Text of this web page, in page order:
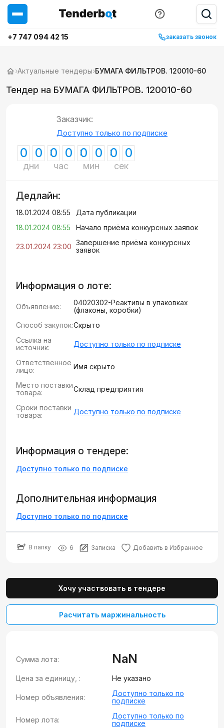
+7 747 094 42 15 заказать звонок
›Актуальные тендеры›БУМАГА ФИЛЬТРОВ. 120010-60
Тендер на БУМАГА ФИЛЬТРОВ. 120010-60
Заказчик:
Доступно только по подписке
0 0
дни
0 0
час
0 0
мин
0 0
сек
Дедлайн:
18.01.2024 08:55
Дата публикации
18.01.2024 08:55
Начало приёма конкурсных заявок
23.01.2024 23:00 Завершение приёма конкурсных
заявок
Информация о лоте:
Объявление:
04020302-Реактивы в упаковках
(флаконы, коробки)
Способ закупок:Скрыто
Ссылка на
источник:
Доступно только по подписке
Ответственное
лицо:
Имя скрыто
Место поставки
товара:
Склад предприятия
Сроки поставки
товара:
Доступно только по подписке
Информация о тендере:
Доступно только по подписке
Дополнительная информация
Доступно только по подписке
В папку 6 Записка Добавить в Избранное
Хочу участвовать в тендере
Расчитать маржинальность
Сумма лота: NaN
Цена за единицу, : Не указано
Номер объявления:
Доступно только по
подписке
Номер лота:
Доступно только по
подписке